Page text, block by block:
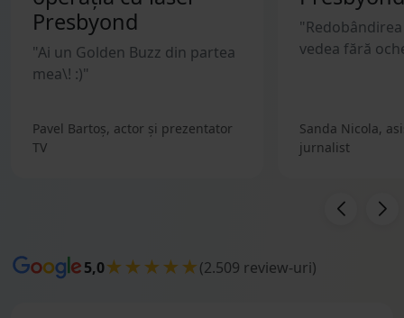
Presbyond
"Ai un Golden Buzz din partea
mea\! :)"
Pavel Bartoș, actor și prezentator
TV
vedea fără
Sanda Nicola,
jurnalist
5,0★★★★★(2.509 review-uri)